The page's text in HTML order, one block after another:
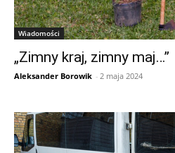
Wiadomości
„Zimny kraj, zimny maj…”
Aleksander Borowik - 2 maja 2024